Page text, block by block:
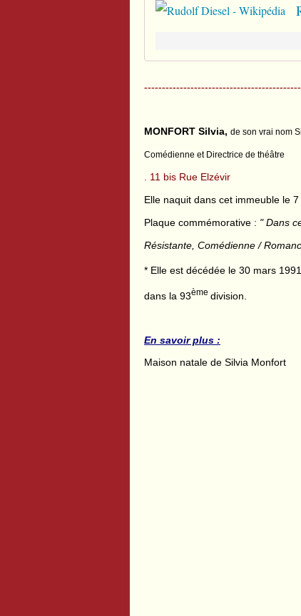
MONFORT Silvia, de son vrai nom
Comédienne et Directrice de théâtre
. 11 bis Rue Elzévir
Elle naquit dans cet immeuble le 7
Plaque commémorative : " Dans
Résistante, Comédienne /
* Elle est décédée le 30 mars
dans la 93ème division.
En savoir plus :
Maison natale de Silvia Monfort